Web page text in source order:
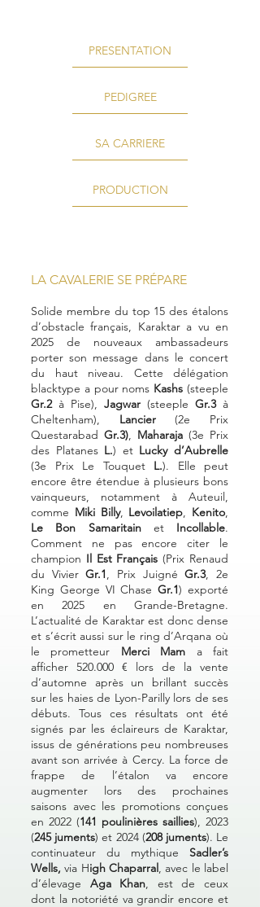
PRESENTATION
PEDIGREE
SA CARRIERE
PRODUCTION
LA CAVALERIE SE PRÉPARE
Solide membre du top 15 des étalons
d’obstacle français, Karaktar a vu en
2025 de nouveaux ambassadeurs
porter son message dans le concert
du haut niveau. Cette délégation
blacktype a pour noms Kashs (steeple
Gr.2à Pise), Jagwar (steeple Gr.3 à
Cheltenham), Lancier(2e Prix
Questarabad Gr.3), Maharaja (3e Prix
des Platanes L.) et Lucky d’Aubrelle
(3e Prix Le Touquet L.). Elle peut
encore être étendue à plusieurs bons
vainqueurs, notamment à Auteuil,
comme Miki Billy, Levoilatiep, Kenito,
Le Bon Samaritainet Incollable.
Comment ne pas encore citer le
champion Il Est Français (Prix Renaud
du VivierGr.1, Prix JuignéGr.3, 2e
King George VI ChaseGr.1) exporté
en 2025 en Grande-Bretagne.
L’actualité de Karaktar est donc dense
et s’écrit aussi sur le ring d’Arqana où
le prometteur Merci Mam a fait
afficher 520.000 € lors de la vente
d’automne après un brillant succès
sur les haies de Lyon-Parilly lors de ses
débuts. Tous ces résultats ont été
signés par les éclaireurs de Karaktar,
issus de générations peu nombreuses
avant son arrivée à Cercy. La force de
frappe de l’étalon va encore
augmenter lors des prochaines
saisons avec les promotions conçues
en 2022 (141 poulinières saillies), 2023
(245 juments) et 2024 (208 juments). Le
continuateur du mythique Sadler’s
Wells, via High Chaparral, avec le label
d’élevage Aga Khan, est de ceux
dont la notoriété va grandir encore et